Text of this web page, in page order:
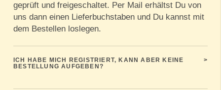
geprüft und freigeschaltet. Per Mail erhältst Du von
uns dann einen Lieferbuchstaben und Du kannst mit
dem Bestellen loslegen.
ICH HABE MICH REGISTRIERT, KANN ABER KEINE
BESTELLUNG AUFGEBEN?
>